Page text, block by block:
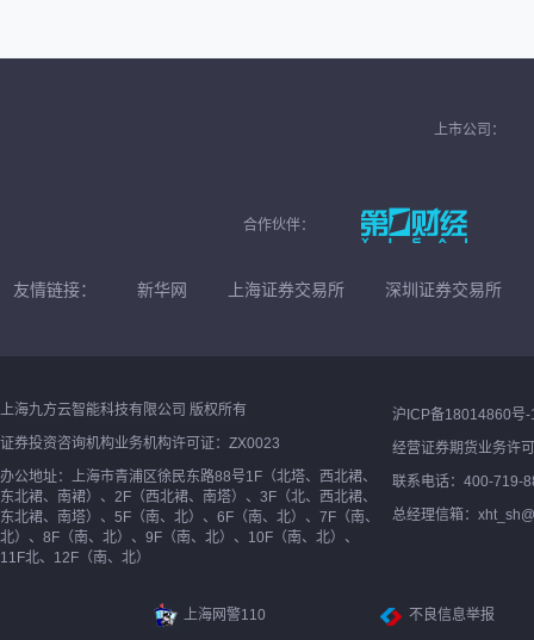
上市公司：
合作伙伴：
友情链接： 新华网 上海证券交易所 深圳证券交易所
上海九方云智能科技有限公司 版权所有
证券投资咨询机构业务机构许可证：ZX0023
办公地址：上海市青浦区徐民东路88号1F（北塔、西北裙、
东北裙、南裙）、2F（西北裙、南塔）、3F（北、西北裙、
东北裙、南塔）、5F（南、北）、6F（南、北）、7F（南、
北）、8F（南、北）、9F（南、北）、10F（南、北）、
11F北、12F（南、北）
沪ICP备18014860号-
经营证券期货业务许
联系电话：400-719-
总经理信箱：
上海网警110 不良信息举报